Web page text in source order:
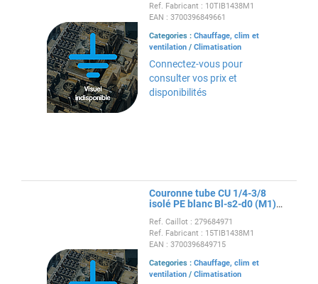
Ref. Fabricant : 10TIB1438M1
EAN : 3700396849661
Categories : Chauffage, clim et
ventilation / Climatisation
Connectez-vous pour
consulter vos prix et
disponibilités
Couronne tube CU 1/4-3/8
isolé PE blanc Bl-s2-d0 (M1)
Ref. Caillot : 279684971
Ref. Fabricant : 15TIB1438M1
EAN : 3700396849715
Categories : Chauffage, clim et
ventilation / Climatisation